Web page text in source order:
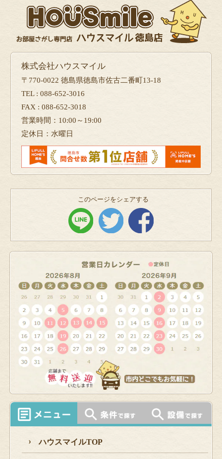
株式会社ハウスマイル
〒770-0022 徳島県徳島市佐古二番町13-18
TEL : 088-652-3016
FAX : 088-652-3018
営業時間：10:00～19:00
定休日：水曜日
このページをシェアする
ハウスマイルTOP